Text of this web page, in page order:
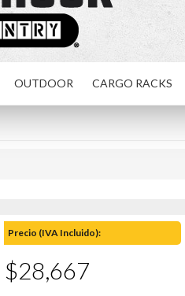
OUTDOOR CARGO RACKS
Precio (IVA Incluido):
$28,667